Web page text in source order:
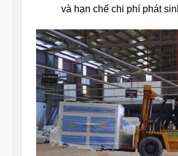
và hạn chế chi phí phát